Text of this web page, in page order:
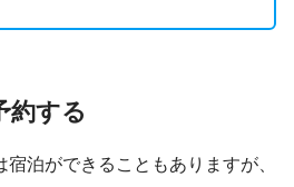
約する
泊ができることもありますが、